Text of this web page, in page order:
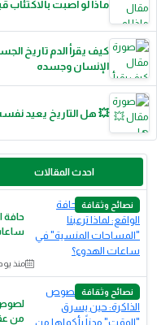
ماذا لو أُصبت بالاكتئاب
كيف يقرأ الدم تاريخ
الإنسان وجسده
💥 هل التاريخ يعيد
احدث المقالات
نصائح وثقافة
حافة
منذ
نصائح وثقافة
لصوص
من